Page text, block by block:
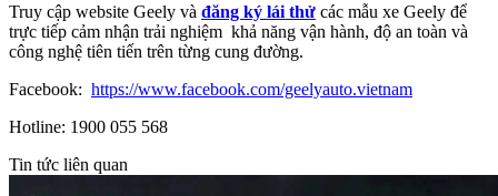
Truy cập website Geely và đăng ký lái thử các mẫu xe Geely để
trực tiếp cảm nhận trải nghiệm khả năng vận hành, độ an toàn và
công nghệ tiên tiến trên từng cung đường.
Facebook: https://www.facebook.com/geelyauto.vietnam
Hotline: 1900 055 568
Tin tức liên quan